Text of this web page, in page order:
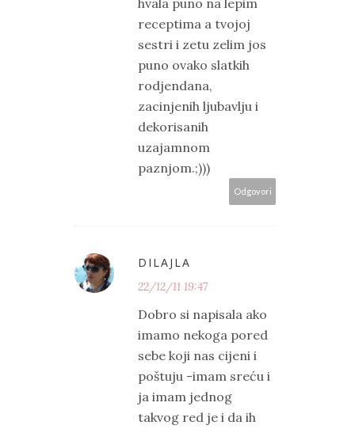
hvala puno na lepim
receptima a tvojoj
sestri i zetu zelim jos
puno ovako slatkih
rodjendana,
zacinjenih ljubavlju i
dekorisanih
uzajamnom
paznjom.;)))
Odgovori
DILAJLA
22/12/11 19:47
Dobro si napisala ako
imamo nekoga pored
sebe koji nas cijeni i
poštuju -imam sreću i
ja imam jednog
takvog red je i da ih